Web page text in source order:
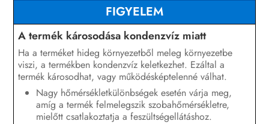
FIGYELEM
A termék károsodása kondenzvíz miatt
Ha a terméket hideg környezetből meleg környezetbe
viszi, a termékben kondenzvíz keletkezhet. Ezáltal a
termék károsodhat, vagy működésképtelenné válhat.
Nagy hőmérsékletkülönbségek esetén várja meg,
amíg a termék felmelegszik szobahőmérsékletre,
mielőtt csatlakoztatja a feszültségellátáshoz.
EU-megfelelőségi nyilatkozat
Megfelelőségi információ